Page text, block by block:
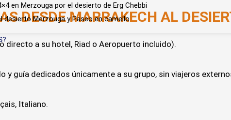
en Merzouga por el desierto de Erg Chebbi
desierto Merzouga y Paseo en camello
DESDE MARRAKECH AL
directo a su hotel, Riad o Aeropuerto incluido).
y guía dedicados únicamente a su grupo, sin viajeros
Italiano.